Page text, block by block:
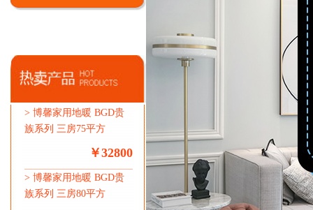
> 博馨家用地暖 BGD贵
族系列 三房75平方
￥32800
> 博馨家用地暖 BGD贵
族系列 三房80平方